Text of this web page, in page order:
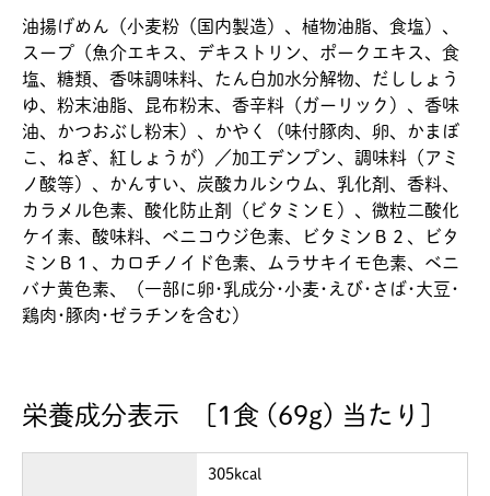
油揚げめん（小麦粉（国内製造）、植物油脂、食塩）、
スープ（魚介エキス、デキストリン、ポークエキス、食
塩、糖類、香味調味料、たん白加水分解物、だししょう
ゆ、粉末油脂、昆布粉末、香辛料（ガーリック）、香味
油、かつおぶし粉末）、かやく（味付豚肉、卵、かまぼ
こ、ねぎ、紅しょうが）／加工デンプン、調味料（アミ
ノ酸等）、かんすい、炭酸カルシウム、乳化剤、香料、
カラメル色素、酸化防止剤（ビタミンＥ）、微粒二酸化
ケイ素、酸味料、ベニコウジ色素、ビタミンＢ２、ビタ
ミンＢ１、カロチノイド色素、ムラサキイモ色素、ベニ
バナ黄色素、（一部に卵･乳成分･小麦･えび･さば･大豆･
鶏肉･豚肉･ゼラチンを含む）
栄養成分表示 [1食 (69g) 当たり]
305kcal